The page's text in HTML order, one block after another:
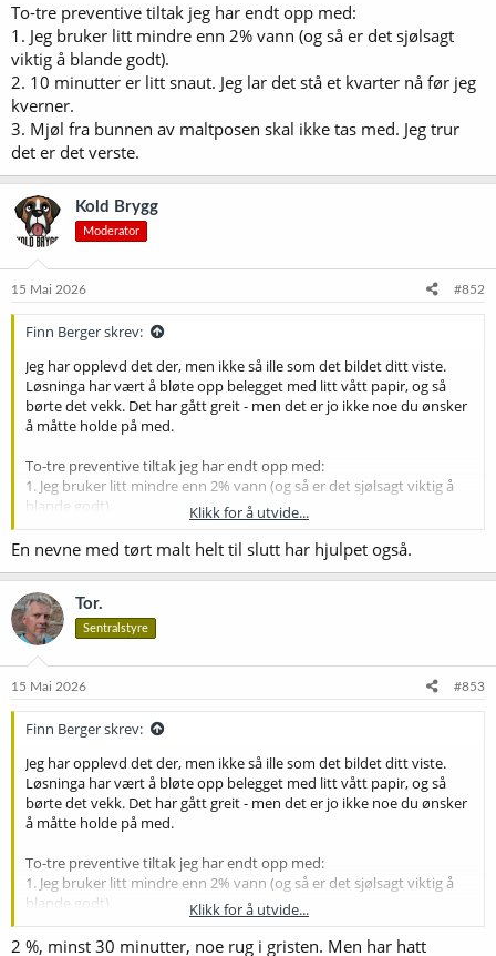
To-tre preventive tiltak jeg har endt opp med:
1. Jeg bruker litt mindre enn 2% vann (og så er det sjølsagt
viktig å blande godt).
2. 10 minutter er litt snaut. Jeg lar det stå et kvarter nå før jeg
kverner.
3. Mjøl fra bunnen av maltposen skal ikke tas med. Jeg trur
det er det verste.
Kold Brygg
Moderator
15 Mai 2026 #852
Finn Berger skrev:
Jeg har opplevd det der, men ikke så ille som det bildet ditt viste.
Løsninga har vært å bløte opp belegget med litt vått papir, og så
børte det vekk. Det har gått greit - men det er jo ikke noe du ønsker
å måtte holde på med.
To-tre preventive tiltak jeg har endt opp med:
1. Jeg bruker litt mindre enn 2% vann (og så er det sjølsagt viktig å
blande godt).
2. 10 minutter er litt snaut. Jeg lar det stå et kvarter nå før jeg
kverner.
3. Mjøl fra bunnen av maltposen skal ikke tas med. Jeg trur det er
det verste.
Klikk for å utvide...
En nevne med tørt malt helt til slutt har hjulpet også.
Tor.
Sentralstyre
15 Mai 2026 #853
Finn Berger skrev:
Jeg har opplevd det der, men ikke så ille som det bildet ditt viste.
Løsninga har vært å bløte opp belegget med litt vått papir, og så
børte det vekk. Det har gått greit - men det er jo ikke noe du ønsker
å måtte holde på med.
To-tre preventive tiltak jeg har endt opp med:
1. Jeg bruker litt mindre enn 2% vann (og så er det sjølsagt viktig å
blande godt).
2. 10 minutter er litt snaut. Jeg lar det stå et kvarter nå før jeg
kverner.
Klikk for å utvide...
2 %, minst 30 minutter, noe rug i gristen. Men har hatt